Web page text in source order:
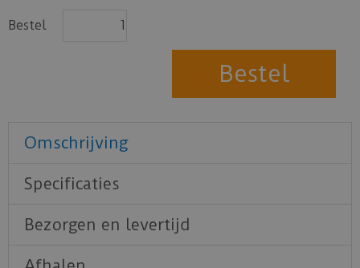
Bestel
Omschrijving
Specificaties
Bezorgen en levertijd